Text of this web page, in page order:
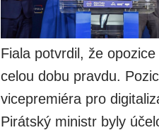
Fiala potvrdil, že opozice
celou dobu pravdu.
vicepremiéra pro
Pirátský ministr byly